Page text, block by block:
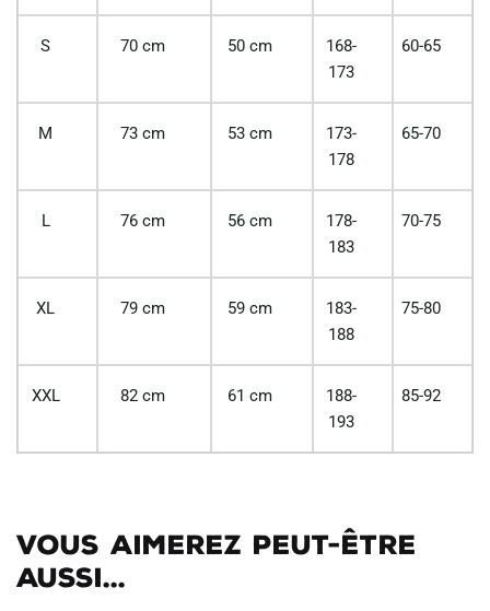
S 70 cm 50 cm
168-
173
60-65
M 73 cm 53 cm
173-
178
65-70
L 76 cm 56 cm
178-
183
70-75
XL 79 cm 59 cm
183-
188
75-80
XXL 82 cm 61 cm
188-
193
85-92
Vous aimerez peut-être
aussi...